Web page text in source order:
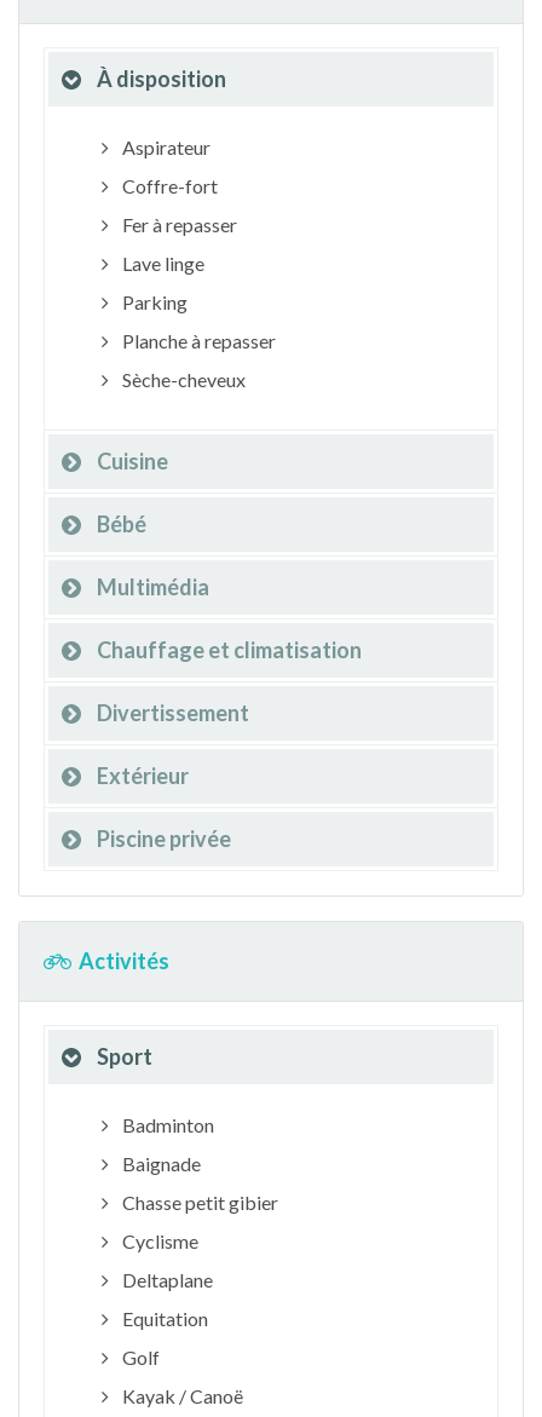
À disposition
Aspirateur
Coffre-fort
Fer à repasser
Lave linge
Parking
Planche à repasser
Sèche-cheveux
Cuisine
Bébé
Multimédia
Chauffage et climatisation
Divertissement
Extérieur
Piscine privée
Activités
Sport
Badminton
Baignade
Chasse petit gibier
Cyclisme
Deltaplane
Equitation
Golf
Kayak / Canoë